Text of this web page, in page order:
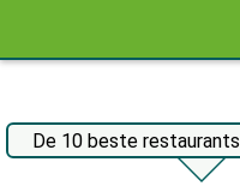
De 10 beste restaurants